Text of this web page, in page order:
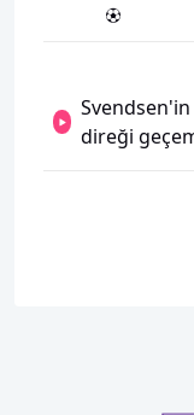
direği